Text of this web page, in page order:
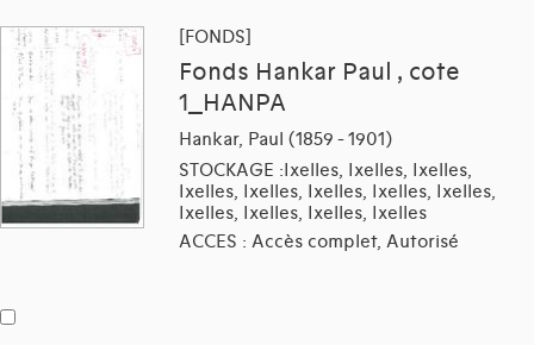
[FONDS]
Fonds Hankar Paul , cote
1_HANPA
Hankar, Paul (1859 - 1901)
STOCKAGE :Ixelles, Ixelles, Ixelles,
Ixelles, Ixelles, Ixelles, Ixelles, Ixelles,
Ixelles, Ixelles, Ixelles, Ixelles
ACCES : Accès complet, Autorisé